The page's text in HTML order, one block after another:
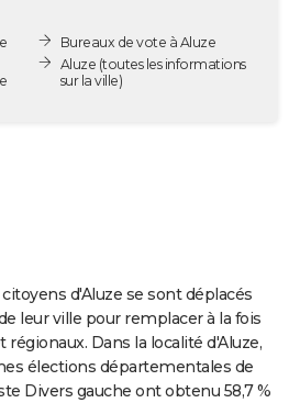
Bureaux de vote à Aluze
Aluze (toutes les informations
sur la ville)
d'Aluze se sont déplacés
leur ville pour remplacer à la fois
Dans la localité d'Aluze,
élections départementales de
Divers gauche ont obtenu 58,7 %